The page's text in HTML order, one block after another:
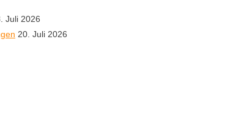
Juli 2026
20. Juli 2026